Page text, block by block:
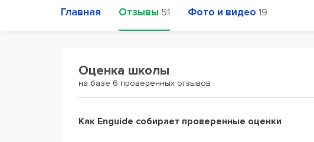
Главная Отзывы 51 Фото и видео 19
Оценка школы
на базе 6 проверенных отзывов
Как Enguide собирает проверенные оценки